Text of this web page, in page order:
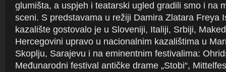
glumišta, a uspjeh i teatarski ugled gradili smo i na
sceni. S predstavama u režiji Damira Zlatara Freya
kazalište gostovalo je u Sloveniji, Italiji, Srbiji,
Hercegovini upravo u nacionalnim kazalištima u
Skoplju, Sarajevu i na eminentnim festivalima:
Međunarodni festival antičke drame „Stobi“,